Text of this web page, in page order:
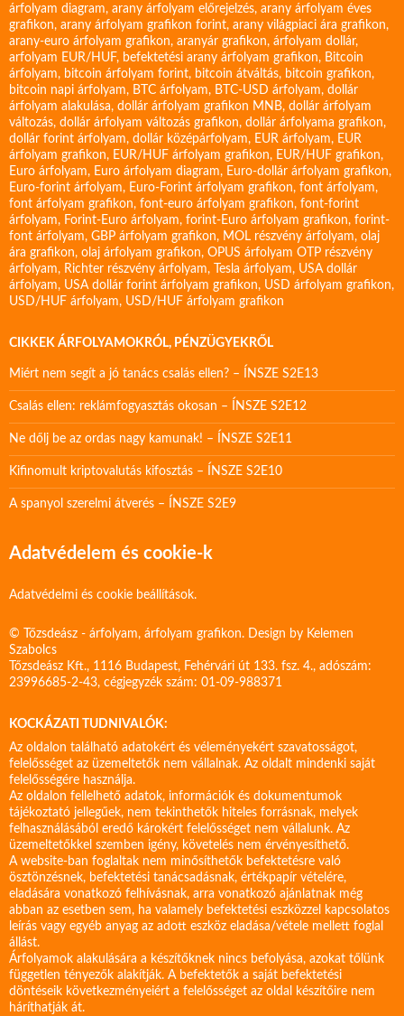
árfolyam diagram, arany árfolyam előrejelzés, arany árfolyam éves
grafikon, arany árfolyam grafikon forint, arany világpiaci ára grafikon,
arany-euro árfolyam grafikon, aranyár grafikon, árfolyam dollár,
arfolyam EUR/HUF, befektetési arany árfolyam grafikon, Bitcoin
árfolyam, bitcoin árfolyam forint, bitcoin átváltás, bitcoin grafikon,
bitcoin napi árfolyam, BTC árfolyam, BTC-USD árfolyam, dollár
árfolyam alakulása, dollár árfolyam grafikon MNB, dollár árfolyam
változás, dollár árfolyam változás grafikon, dollár árfolyama grafikon,
dollár forint árfolyam, dollár középárfolyam, EUR árfolyam, EUR
árfolyam grafikon, EUR/HUF árfolyam grafikon, EUR/HUF grafikon,
Euro árfolyam, Euro árfolyam diagram, Euro-dollár árfolyam grafikon,
Euro-forint árfolyam, Euro-Forint árfolyam grafikon, font árfolyam,
font árfolyam grafikon, font-euro árfolyam grafikon, font-forint
árfolyam, Forint-Euro árfolyam, forint-Euro árfolyam grafikon, forint-
font árfolyam, GBP árfolyam grafikon, MOL részvény árfolyam, olaj
ára grafikon, olaj árfolyam grafikon, OPUS árfolyam OTP részvény
árfolyam, Richter részvény árfolyam, Tesla árfolyam, USA dollár
árfolyam, USA dollár forint árfolyam grafikon, USD árfolyam grafikon,
USD/HUF árfolyam, USD/HUF árfolyam grafikon
CIKKEK ÁRFOLYAMOKRÓL, PÉNZÜGYEKRŐL
Miért nem segít a jó tanács csalás ellen? – ÍNSZE S2E13
Csalás ellen: reklámfogyasztás okosan – ÍNSZE S2E12
Ne dőlj be az ordas nagy kamunak! – ÍNSZE S2E11
Kifinomult kriptovalutás kifosztás – ÍNSZE S2E10
A spanyol szerelmi átverés – ÍNSZE S2E9
Adatvédelem és cookie-k
Adatvédelmi és cookie beállítások.
© Tőzsdeász - árfolyam, árfolyam grafikon. Design by Kelemen
Szabolcs
Tőzsdeász Kft., 1116 Budapest, Fehérvári út 133. fsz. 4., adószám:
23996685-2-43, cégjegyzék szám: 01-09-988371
KOCKÁZATI TUDNIVALÓK:
Az oldalon található adatokért és véleményekért szavatosságot,
felelősséget az üzemeltetők nem vállalnak. Az oldalt mindenki saját
felelősségére használja.
Az oldalon fellelhető adatok, információk és dokumentumok
tájékoztató jellegűek, nem tekinthetők hiteles forrásnak, melyek
felhasználásából eredő károkért felelősséget nem vállalunk. Az
üzemeltetőkkel szemben igény, követelés nem érvényesíthető.
A website-ban foglaltak nem minősíthetők befektetésre való
ösztönzésnek, befektetési tanácsadásnak, értékpapír vételére,
eladására vonatkozó felhívásnak, arra vonatkozó ajánlatnak még
abban az esetben sem, ha valamely befektetési eszközzel kapcsolatos
leírás vagy egyéb anyag az adott eszköz eladása/vétele mellett foglal
állást.
Árfolyamok alakulására a készítőknek nincs befolyása, azokat tőlünk
független tényezők alakítják. A befektetők a saját befektetési
döntéseik következményeiért a felelősséget az oldal készítőire nem
háríthatják át.